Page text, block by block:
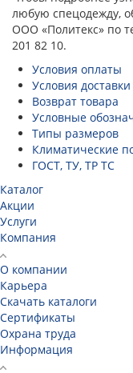
любую спецодежду,
ООО «Политекс» по
201 82 10.
Условия оплаты
Условия доставки
Возврат товара
Условные
Типы размеров
Климатические
ГОСТ, ТУ, ТР ТС
Каталог
Акции
Услуги
Компания
О компании
Карьера
Cкачать каталоги
Сертификаты
Охрана труда
Информация